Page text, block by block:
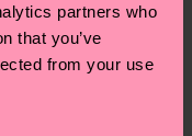
partners who
that you’ve
from your use